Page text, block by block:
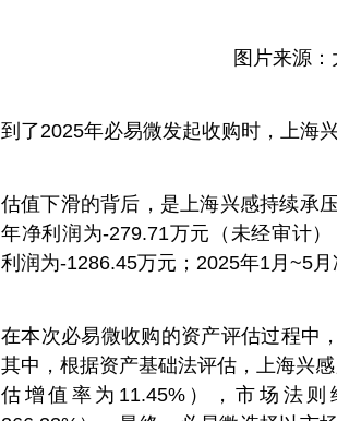
图片来源
到了2025年必易微发起收购时，上海
估值下滑的背后，是上海兴感持续承
年净利润为-279.71万元（未经审计
利润为-1286.45万元；2025年1月~5
在本次必易微收购的资产评估过程中
其中，根据资产基础法评估，上海兴
估增值率为11.45%），市场法